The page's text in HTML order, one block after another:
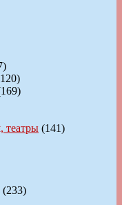
театры (141)
(233)